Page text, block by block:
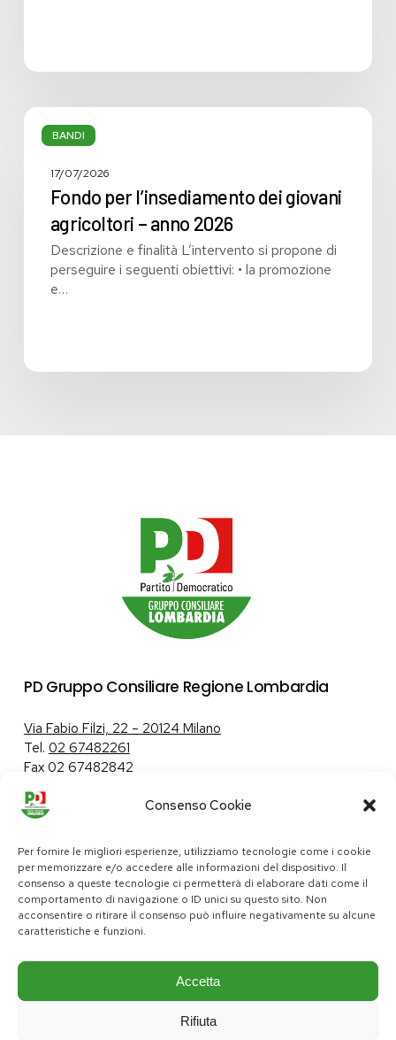
Consenso Cookie
Per fornire le migliori esperienze, utilizziamo tecnologie come i cookie
per memorizzare e/o accedere alle informazioni del dispositivo. Il
consenso a queste tecnologie ci permetterà di elaborare dati come il
comportamento di navigazione o ID unici su questo sito. Non
acconsentire o ritirare il consenso può influire negativamente su alcune
caratteristiche e funzioni.
Accetta
Rifiuta
sanitari
lombardi
BANDI
Fondo
per
giovani
agricoltori
anno
2026
17/07/2026
Fondo per l’insediamento dei giovani
agricoltori – anno 2026
Descrizione e finalità L’intervento si propone di
perseguire i seguenti obiettivi: • la promozione
e…
PD Gruppo Consiliare Regione Lombardia
Via Fabio Filzi, 22 – 20124 Milano
Tel. 02 67482261
Fax 02 67482842
Tutela dei dati personali|Politica sui cookie
pd@consiglio.regione.lombardia.it
ufficiostampa.pd@consiglio.regione.lombardia.it
Pagine Facebook Gruppo Consiliare PD LombardiaPagina Messenger Gruppo Consiliare PD LombardiaPagina Instagram Gruppo PD LombardiaPagina Youtube Gruppo PD Lombardia